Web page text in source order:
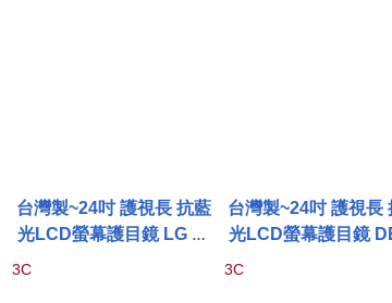
台灣製~24吋 護視長 抗藍
光LCD螢幕護目鏡 LG 系
列 24MP68VQ-
3C
台灣製~24吋 護視長
光LCD螢幕護目鏡
3C